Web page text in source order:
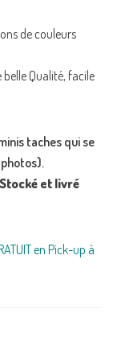
de couleurs
belle Qualité, facile
taches qui se
et livré
en Pick-up à